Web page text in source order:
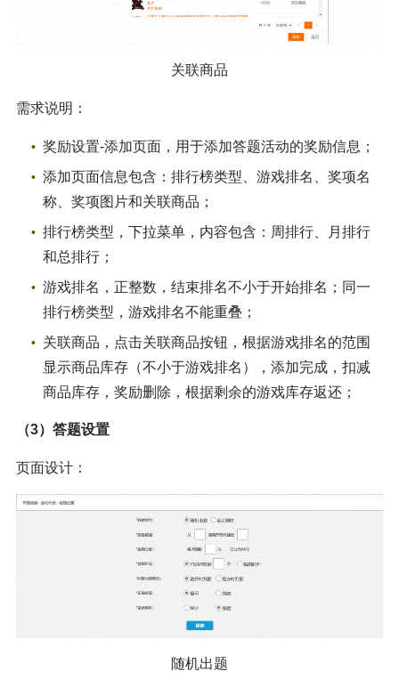
关联商品
需求说明：
奖励设置-添加页面，用于添加答题活动的奖励信息；
添加页面信息包含：排行榜类型、游戏排名、奖项名
称、奖项图片和关联商品；
排行榜类型，下拉菜单，内容包含：周排行、月排行
和总排行；
游戏排名，正整数，结束排名不小于开始排名；同一
排行榜类型，游戏排名不能重叠；
关联商品，点击关联商品按钮，根据游戏排名的范围
显示商品库存（不小于游戏排名），添加完成，扣减
商品库存，奖励删除，根据剩余的游戏库存返还；
（3）答题设置
页面设计：
随机出题